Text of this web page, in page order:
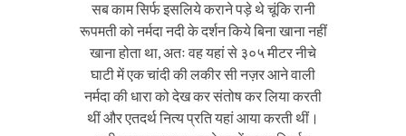
सब काम सिर्फ इसलिये कराने पड़े थे चूंकि रानी
रूपमती को नर्मदा नदी के दर्शन किये बिना खाना नहीं
खाना होता था, अतः वह यहां से ३०५ मीटर नीचे
घाटी में एक चांदी की लकीर सी नज़र आने वाली
नर्मदा की धारा को देख कर संतोष कर लिया करती
थीं और एतदर्थ नित्य प्रति यहां आया करती थीं।